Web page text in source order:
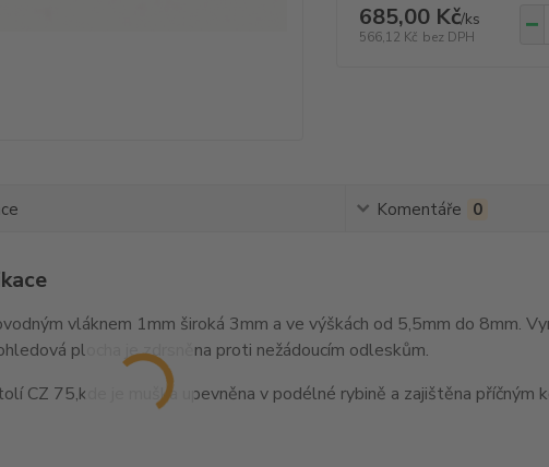
685,00 Kč/ks
566,12 Kč bez DPH
Komentáře 0
vláknem 1mm široká 3mm a ve výškách od 5,5mm do 8mm.
plocha je zdrsněna proti nežádoucím odleskům.
CZ 75,kde je muška upevněna v podélné rybině a zajištěna příčným